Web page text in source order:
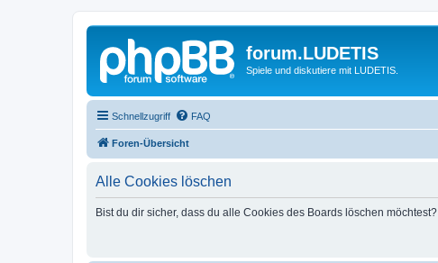
forum.LUDETIS
Spiele und diskutiere mit LUDETIS.
Schnellzugriff FAQ
Foren-Übersicht
Alle Cookies löschen
Bist du dir sicher, dass du alle Cookies des Boards löschen möchtest?